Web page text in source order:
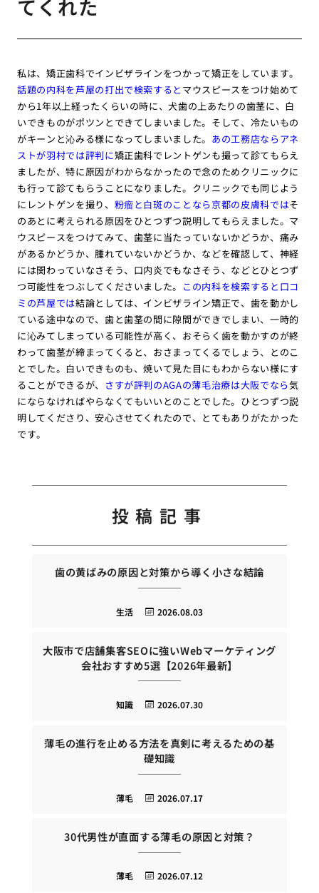
てくれた
私は、矯正歯科でインビザラインをつかって矯正をしています。
話題の内科を芦屋の打出で検索すると マウスピースをつけ始めて
から1年以上経ったくらいの時に、犬歯の上あたりの歯茎に、白
いできものがポツンとできてしまいました。そして、冷たいもの
がキーンと沁みる様になってしまいました。 あの工務店ならアネ
ストが羽村では評判に矯正歯科でレントゲンも撮って診てもらえ
ましたが、特に原因がわからなかったので念のためクリニックに
も行って診てもらうことになりました。クリニックでも同じよう
にレントゲンを撮り、 粉瘤と白斑のことなら京都の皮膚科ではそ
のあとに考えられる原因をひとつずつ説明してもらえました。マ
ウスピースをつけてみて、歯茎に当たっていないかどうか、痛み
があるかどうか、腫れていないかどうか、などを確認して、神経
には関わっていなさそう、口内炎でもなさそう、などとひとつず
つ可能性をつぶしてくださいました。 この内科を検索すると口コ
ミの芦屋では結論としては、インビザライン矯正で、歯を動かし
ている途中なので、歯と歯茎の間に隙間ができでしまい、一時的
に沁みてしまっている可能性が高く、おそらく歯を動かすのが終
わって歯茎が締まってくると、おさまってくるでしょう、とのこ
とでした。白いできものも、焼いて見た目にもわからない様にす
ることができるが、 さすが評判のAGAの薄毛治療は大阪でなら気
にならなければやらなくてもいいとのことでした。ひとつずつ説
明してくださり、安心させてくれたので、とてもありがたかった
です。
投稿記事
歯の黄ばみの原因と対策から導く小さな結論
2026.08.03
生活
大阪市で店舗集客SEOに強いWebマーケティング
会社おすすめ5選【2026年最新】
2026.07.30
知識
薄毛の進行を止める方法を真剣に考えるための基
礎知識
2026.07.17
薄毛
30代男性が直面する薄毛の原因と対策？
2026.07.12
薄毛